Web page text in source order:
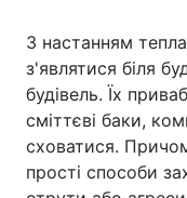
Україна
Економіка
Спорт
З настанням
з'являтися біля
будівель. Їх
сміттєві баки,
сховатися.
прості способи